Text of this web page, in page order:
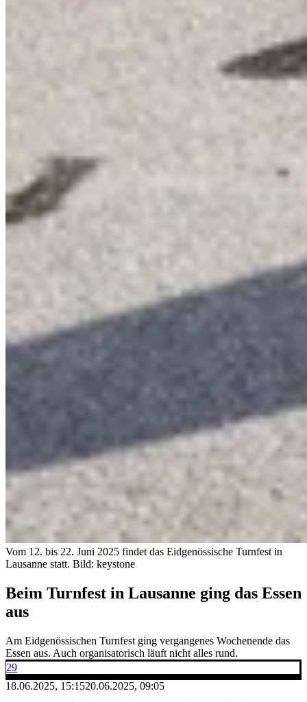
Vom 12. bis 22. Juni 2025 findet das Eidgenössische Turnfest in
Lausanne statt. Bild: keystone
Beim Turnfest in Lausanne ging das Essen
aus
Am Eidgenössischen Turnfest ging vergangenes Wochenende das
Essen aus. Auch organisatorisch läuft nicht alles rund.
29
18.06.2025, 15:1520.06.2025, 09:05